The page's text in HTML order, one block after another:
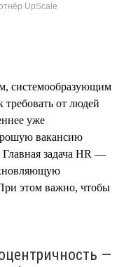
UpScale
системообразующим
от людей
уже
вакансию
задача HR —
этом важно, чтобы
—